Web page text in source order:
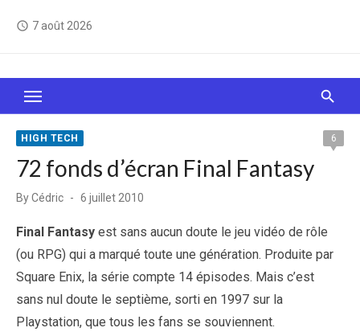
access_time 7 août 2026
Le Web, c'est comme une boîte de chocolats… On
sait jamais sur quoi on va tomber !
HIGH TECH 6
72 fonds d’écran Final Fantasy
ByCédric
Posted
6 juillet 2010
Final Fantasy est sans aucun doute le jeu vidéo de rôle
(ou RPG) qui a marqué toute une génération. Produite par
Square Enix, la série compte 14 épisodes. Mais c’est
sans nul doute le septième, sorti en 1997 sur la
Playstation, que tous les fans se souviennent.